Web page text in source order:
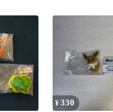
ネアス
¥330